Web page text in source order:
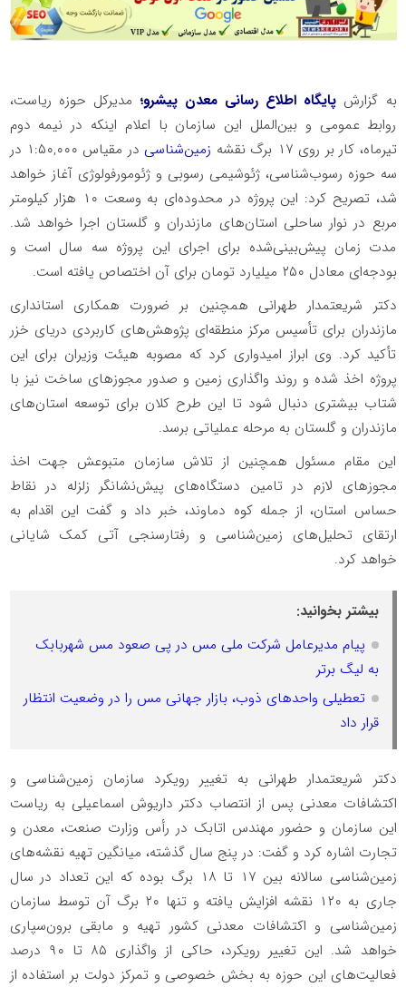
به گزارش پایگاه اطلاع رسانی معدن پیشرو؛ مدیرکل حوزه ریاست،
روابط عمومی و بین‌الملل این سازمان با اعلام اینکه در نیمه دوم
تیرماه، کار بر روی ۱۷ برگ نقشه
زمین‌شناسی
در مقیاس ۱:۵۰,۰۰۰ در
سه حوزه رسوب‌شناسی، ژئوشیمی رسوبی و ژئومورفولوژی آغاز خواهد
شد، تصریح کرد: این پروژه در محدوده‌ای به وسعت ۱۰ هزار کیلومتر
مربع در نوار ساحلی استان‌های مازندران و گلستان اجرا خواهد شد.
مدت زمان پیش‌بینی‌شده برای اجرای این پروژه سه سال است و
بودجه‌ای معادل ۲۵۰ میلیارد تومان برای آن اختصاص یافته است.
دکتر شریعتمدار طهرانی همچنین بر ضرورت همکاری استانداری
مازندران برای تأسیس مرکز منطقه‌ای پژوهش‌های کاربردی دریای خزر
تأکید کرد. وی ابراز امیدواری کرد که مصوبه هیئت وزیران برای این
پروژه اخذ شده و روند واگذاری زمین و صدور مجوزهای ساخت نیز با
شتاب بیشتری دنبال شود تا این طرح کلان برای توسعه استان‌های
مازندران و گلستان به مرحله عملیاتی برسد.
این مقام مسئول همچنین از تلاش سازمان متبوعش جهت اخذ
مجوزهای لازم در تامین دستگاه‌های پیش‌نشانگر زلزله در نقاط
حساس استان، از جمله کوه دماوند، خبر داد و گفت این اقدام به
ارتقای تحلیل‌های زمین‌شناسی و رفتارسنجی آتی کمک شایانی
خواهد کرد.
بیشتر بخوانید:
پیام مدیرعامل شرکت ملی مس در پی صعود مس شهربابک
به لیگ برتر
تعطیلی واحدهای ذوب، بازار جهانی مس را در وضعیت انتظار
قرار داد
دکتر شریعتمدار طهرانی به تغییر رویکرد سازمان زمین‌شناسی و
اکتشافات معدنی پس از انتصاب دکتر داریوش اسماعیلی به ریاست
این سازمان و حضور مهندس اتابک در رأس وزارت صنعت، معدن و
تجارت اشاره کرد و گفت: در پنج سال گذشته، میانگین تهیه نقشه‌های
زمین‌شناسی سالانه بین ۱۷ تا ۱۸ برگ بوده که این تعداد در سال
جاری به ۱۲۰ نقشه افزایش یافته و تنها ۲۰ برگ آن توسط سازمان
زمین‌شناسی و اکتشافات معدنی کشور تهیه و مابقی برون‌سپاری
خواهد شد. این تغییر رویکرد، حاکی از واگذاری ۸۵ تا ۹۰ درصد
فعالیت‌های این حوزه به بخش خصوصی و تمرکز دولت بر استفاده از